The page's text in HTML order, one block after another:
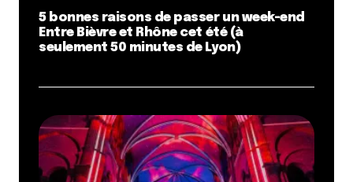
5 bonnes raisons de passer un week-end
Entre Bièvre et Rhône cet été (à
seulement 50 minutes de Lyon)